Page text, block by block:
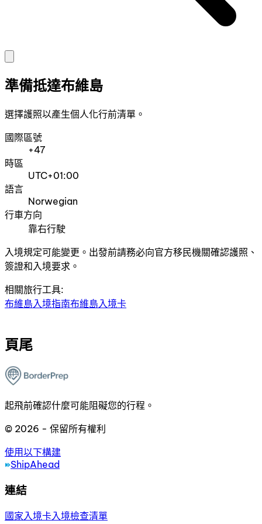
準備抵達布維島
選擇護照以產生個人化行前清單。
國際區號
+47
時區
UTC+01:00
語言
Norwegian
行車方向
靠右行駛
入境規定可能變更。出發前請務必向官方移民機關確認護照、
簽證和入境要求。
相關旅行工具:
布維島入境指南布維島入境卡
頁尾
起飛前確認什麼可能阻礙您的行程。
© 2026 - 保留所有權利
使用以下構建
ShipAhead
連結
國家 入境卡入境檢查清單